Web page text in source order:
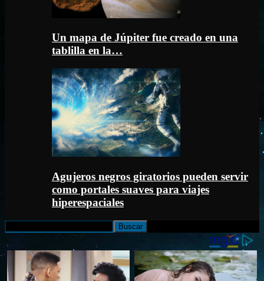
Un mapa de Júpiter fue creado en una
tablilla en la…
Agujeros negros giratorios pueden servir
como portales suaves para viajes
hiperespaciales